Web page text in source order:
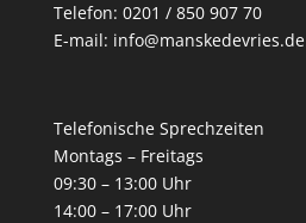
Telefon: 0201 / 850 907 70
E-mail: info@manskedevries.de
Telefonische Sprechzeiten
Montags – Freitags
09:30 – 13:00 Uhr
14:00 – 17:00 Uhr